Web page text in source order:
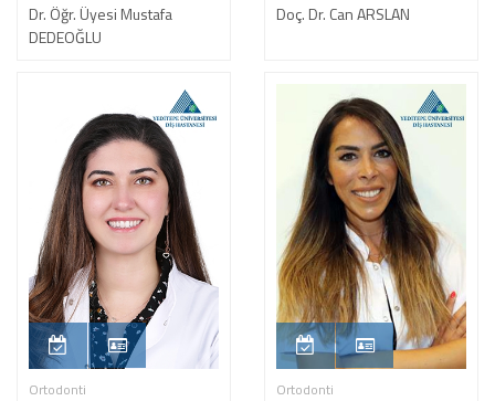
Dr. Öğr. Üyesi Mustafa
DEDEOĞLU
Doç. Dr. Can ARSLAN
Ortodonti Ortodonti